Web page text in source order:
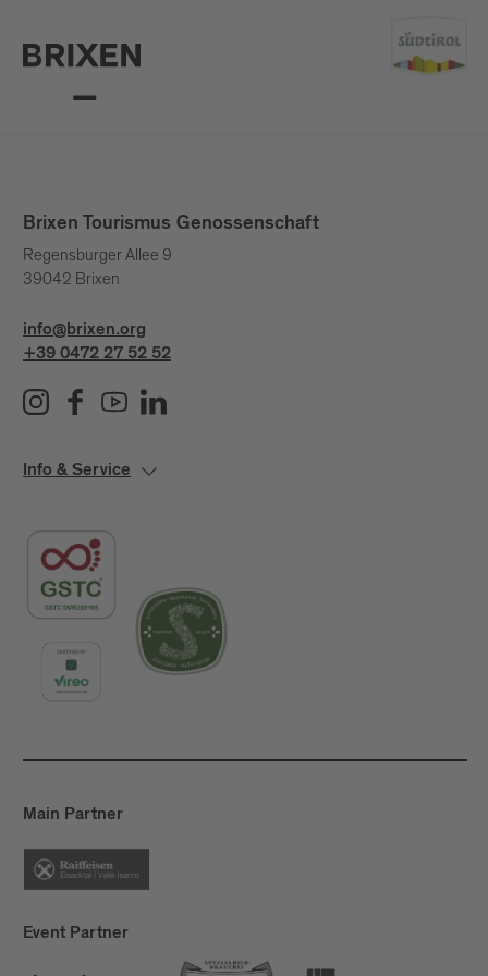
Brixen Tourismus Genossenschaft
Regensburger Allee 9
39042 Brixen
info@brixen.org
+39 0472 27 52 52
Info & Service
Main Partner
Event Partner